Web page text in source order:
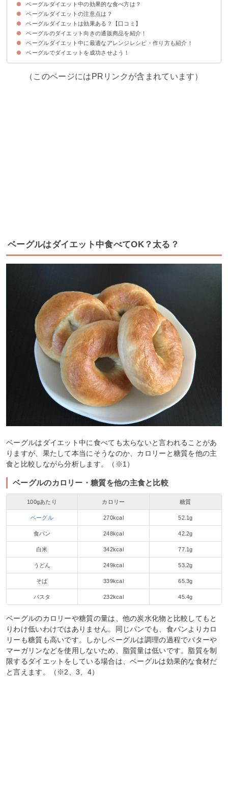
①GI値が低く血糖値の上昇が緩やか
②噛み応えがある
ベーグルダイエット中の効果的な食べ方は？
①朝食か昼食の主食に置き換えて食べるのがおすすめ
②ベーグルを食べる量は1食1個まで
ベーグルダイエットの注意点は？
プレーンか全粒粉のベーグルを選ぼう
ベーグルだけに偏らないようにしよう
ベーグルダイエットは効果ある？【口コミ】
ベーグルダイエットで痩せた・成功した人の口コミ
ベーグルダイエットで痩せない・失敗した人の口コミ
ベーグルのダイエット向きの通販商品を紹介！
①一柳こんにゃく店 こんにゃくベーグル
②コストコ ベーカリーベーグル
③ジュノエスク ベーグル
④ベーグルアンドベーグル 冷凍ベーグル生地
ベーグルダイエット中に最適なアレンジレシピ・作り方も紹介！
①サーモン＆エッグのベーグルサンド
②オートミールのお豆腐ベーグル
③ローストビーフのベーグルサンド
ベーグルでダイエットを成功させよう！
（このページにはPRリンクが含まれています）
ベーグルはダイエット中食べてOK？太る？
ベーグルはダイエット中に食べても太らないと言われることがあ
りますが、果たして本当にそうなのか、カロリーと糖質を他の主
食と比較しながら分析します。（※1）
ベーグルのカロリー・糖質を他の主食と比較
100gあたり カロリー 糖質
ベーグル 270kcal 52.1g
食パン 248kcal 42.2g
白米 342kcal 77.1g
うどん 249kcal 53.2g
そば 339kcal 65.3g
パスタ 232kcal 45.4g
ベーグルのカロリーや糖質の量は、他の炭水化物と比較してもと
りわけ低いわけではありません。同じパンでも、食パンよりカロ
リーも糖質も高いです。しかしベーグルは調理の過程でバターや
マーガリンなどを使用しないため、脂質量は低いです。脂質を制
限するダイエットをしている場合は、ベーグルは効果的な食材だ
と言えます。（※2、3、4）